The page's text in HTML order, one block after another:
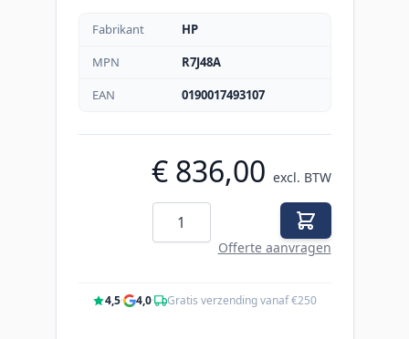
Fabrikant
HP
MPN
R7J48A
EAN
0190017493107
€ 836,00 excl. BTW
Aantal
Offerte aanvragen
4,5· 4,0· Gratis verzending vanaf €250